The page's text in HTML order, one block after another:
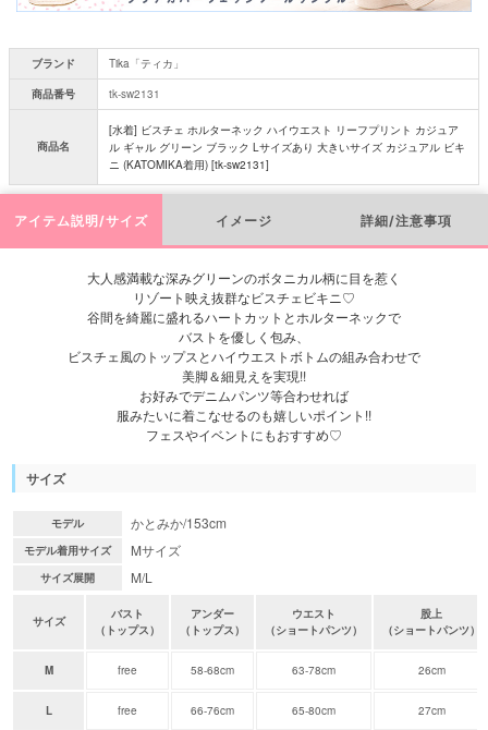
ブランド
Tika「ティカ」
商品番号
tk-sw2131
商品名
[水着] ビスチェ ホルターネック ハイウエスト リーフプリント カジュア
ル ギャル グリーン ブラック Lサイズあり 大きいサイズ カジュアル ビキ
ニ (KATOMIKA着用) [tk-sw2131]
アイテム説明/サイズ イメージ 詳細/注意事項
大人感満載な深みグリーンのボタニカル柄に目を惹く
リゾート映え抜群なビスチェビキニ♡
谷間を綺麗に盛れるハートカットとホルターネックで
バストを優しく包み、
ビスチェ風のトップスとハイウエストボトムの組み合わせで
美脚＆細見えを実現!!
お好みでデニムパンツ等合わせれば
服みたいに着こなせるのも嬉しいポイント!!
フェスやイベントにもおすすめ♡
サイズ
モデル かとみか/153cm
モデル着用サイズ Mサイズ
サイズ展開 M/L
サイズ
バスト
（トップス）
アンダー
（トップス）
ウエスト
（ショートパンツ）
股上
（ショートパンツ）
M free 58-68cm 63-78cm 26cm
L free 66-76cm 65-80cm 27cm